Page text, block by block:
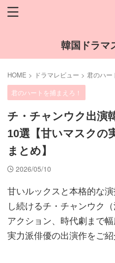
韓国ドラマ
HOME > ドラマレビュー > 君のハー
君のハートを捕まえろ！
チ・チャンウク出演
10選【甘いマスクの
まとめ】
2026/05/10
甘いルックスと本格的な
し続けるチ・チャンウク
アクション、時代劇まで
実力派俳優の出演作をご紹